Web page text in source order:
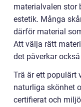
materialvalen stor
estetik. Många
därför material
Att välja rätt
det påverkar
Trä är ett populärt
naturliga skönhet
certifierat och